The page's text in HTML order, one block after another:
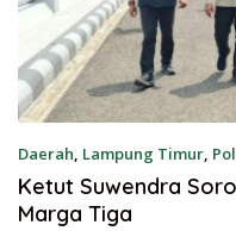
Daerah, Lampung Timur,
Ketut Suwendra
Marga Tiga